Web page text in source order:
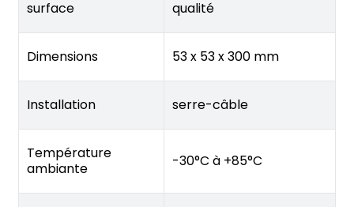
surface
qualité
Dimensions 53 x 53 x 300 mm
Installation serre-câble
Température
ambiante
-30°C à +85°C